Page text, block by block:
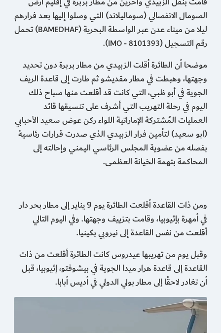
الصومال الانفصالي (صوماليلاند) التي وصلوا إليها بعد فرارهم
ليلا من ميناء عدن عبر الواسطة البحرية (BAMEDHAF) تحمل
رقم التسجيل (IMO - 8101393
).
موضحا أن الطائرة أقلت الزبيدي من مطار بربرة دون تحديد
وجهتها، وهبطت في مطار مقديشو ثم طارت إلى قاعدة الريف
الجوية في أبو ظبي، التي كانت قد أقلعت منها صباح ذلك
اليوم في رحلة التهريب التي أشرف على تنسيقها قائد
العمليات المُشتركة الإماراتية اللواء ركن عوض سعيد الأحبابي
(ابو سعيد) لتأمين فرار الزبيدي الذي صدرت قرارات رئاسية
بفصله من عضوية المجلس الرئاسي اليمني وإحالته إلى
المحاكمة بتهمة الخيانة العظمى.
ومن ذات القاعدة أقلعت الطائرة يوم 9 يناير إلى مطار بحر دار
في أمهرة بإثيوبيا، وقامت بتزييف وجهتها. وفي اليوم التالي
أقلعت من نفس القاعدة إلى نيروبي بكينيا.
وقبل يوم من تهريبها عيدروس كانت الطائرة أقلعت من ذات
القاعدة إلى قاعدة هرار ميدا الجوية في بيشوفتو، إثيوبيا، قبل
أن تغادر لاحقًا إلى مطار بولي الدولي في أديس أبابا.